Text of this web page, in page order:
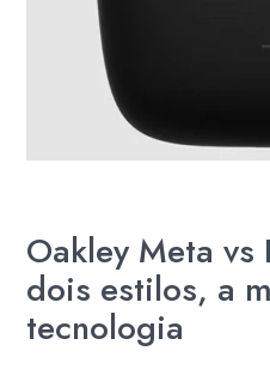
Oakley Meta vs
dois estilos, a
tecnologia